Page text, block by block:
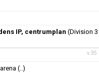
IP, centrumplan (Division 3
v.35
(..)